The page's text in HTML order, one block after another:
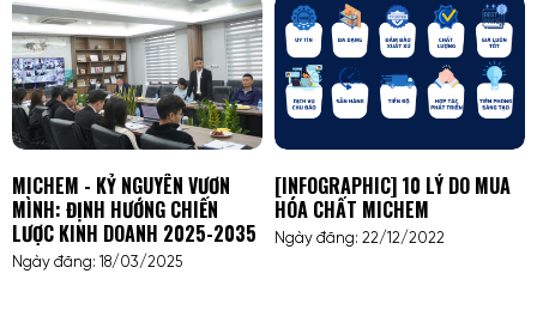
MICHEM - KỶ NGUYÊN VƯƠN
MÌNH: ĐỊNH HƯỚNG CHIẾN
LƯỢC KINH DOANH 2025-2035
Ngày đăng: 18/03/2025
[INFOGRAPHIC] 10 LÝ DO MUA
HÓA CHẤT MICHEM
Ngày đăng: 22/12/2022